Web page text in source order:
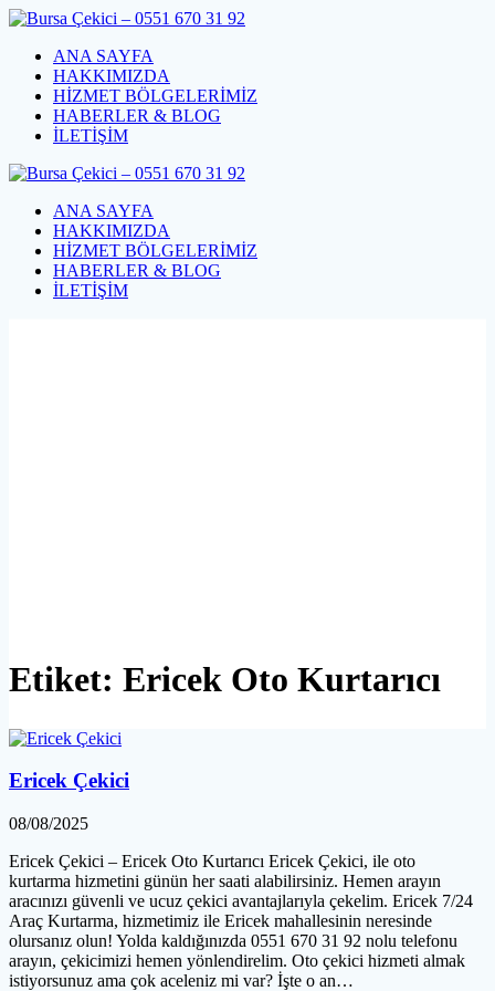
Skip
contentANA SAYFA
HAKKIMIZDA
HİZMET BÖLGELERİMİZ
HABERLER & BLOG
İLETİŞİM
ANA SAYFA
HAKKIMIZDA
HİZMET BÖLGELERİMİZ
HABERLER & BLOG
İLETİŞİM
Etiket: Ericek Oto Kurtarıcı
Ericek Çekici
08/08/2025
Ericek Çekici – Ericek Oto Kurtarıcı Ericek Çekici, ile oto
kurtarma hizmetini günün her saati alabilirsiniz. Hemen arayın
aracınızı güvenli ve ucuz çekici avantajlarıyla çekelim. Ericek 7/24
Araç Kurtarma, hizmetimiz ile Ericek mahallesinin neresinde
olursanız olun! Yolda kaldığınızda 0551 670 31 92 nolu telefonu
arayın, çekicimizi hemen yönlendirelim. Oto çekici hizmeti almak
istiyorsunuz ama çok aceleniz mi var? İşte o an…